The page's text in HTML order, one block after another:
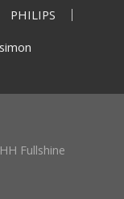
PHILIPS
simon
Fullshine